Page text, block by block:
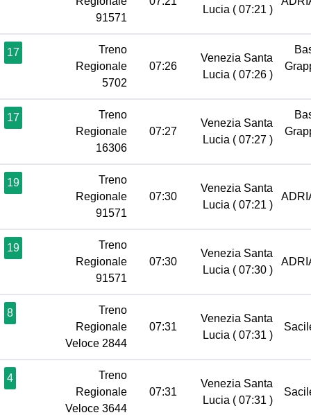
91571
Lucia ( 07:21 )
17
Treno
Regionale
5702
07:26
Venezia Santa
Lucia ( 07:26 )
17
Treno
Regionale
16306
07:27
Venezia Santa
Lucia ( 07:27 )
19
Treno
Regionale
91571
07:30
Venezia Santa
Lucia ( 07:21 )
19
Treno
Regionale
91571
07:30
Venezia Santa
Lucia ( 07:30 )
8
Treno
Regionale
Veloce 2844
07:31
Venezia Santa
Lucia ( 07:31 )
4
Treno
Regionale
Veloce 3644
07:31
Venezia Santa
Lucia ( 07:31 )